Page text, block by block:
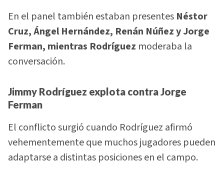
En el panel también estaban presentes Néstor
Cruz, Ángel Hernández, Renán Núñez y Jorge
Ferman, mientras Rodríguez moderaba la
conversación.
Jimmy Rodríguez explota contra Jorge
Ferman
El conflicto surgió cuando Rodríguez afirmó
vehementemente que muchos jugadores pueden
adaptarse a distintas posiciones en el campo.